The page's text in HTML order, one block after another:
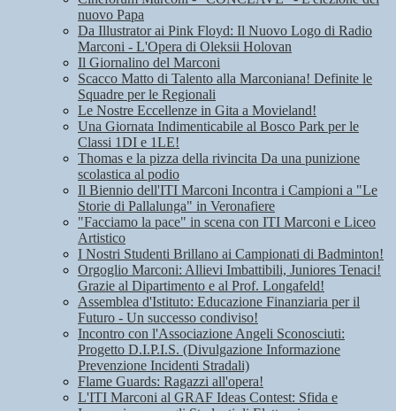
nuovo Papa
Da Illustrator ai Pink Floyd: Il Nuovo Logo di Radio
Marconi - L'Opera di Oleksii Holovan
Il Giornalino del Marconi
Scacco Matto di Talento alla Marconiana! Definite le
Squadre per le Regionali
Le Nostre Eccellenze in Gita a Movieland!
Una Giornata Indimenticabile al Bosco Park per le
Classi 1DI e 1LE!
Thomas e la pizza della rivincita Da una punizione
scolastica al podio
Il Biennio dell'ITI Marconi Incontra i Campioni a "Le
Storie di Pallalunga" in Veronafiere
"Facciamo la pace" in scena con ITI Marconi e Liceo
Artistico
I Nostri Studenti Brillano ai Campionati di Badminton!
Orgoglio Marconi: Allievi Imbattibili, Juniores Tenaci!
Grazie al Dipartimento e al Prof. Longafeld!
Assemblea d'Istituto: Educazione Finanziaria per il
Futuro - Un successo condiviso!
Incontro con l'Associazione Angeli Sconosciuti:
Progetto D.I.P.I.S. (Divulgazione Informazione
Prevenzione Incidenti Stradali)
Flame Guards: Ragazzi all'opera!
L'ITI Marconi al GRAF Ideas Contest: Sfida e